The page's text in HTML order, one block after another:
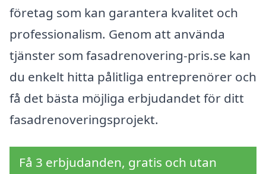
företag som kan garantera kvalitet och
professionalism. Genom att använda
tjänster som fasadrenovering-pris.se kan
du enkelt hitta pålitliga entreprenörer och
få det bästa möjliga erbjudandet för ditt
fasadrenoveringsprojekt.
Få 3 erbjudanden, gratis och utan